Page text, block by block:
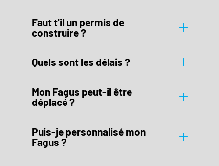
Faut t'il un permis de
construire ?
Quels sont les délais ?
Mon Fagus peut-il être
déplacé ?
Puis-je personnalisé mon
Fagus ?